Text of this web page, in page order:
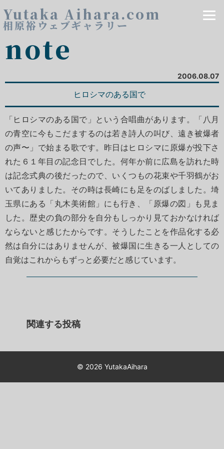
Yutaka Aihara.com
相原裕ウェブギャラリー
note
2006.08.07
ヒロシマのある国で
「ヒロシマのある国で」という合唱曲があります。「八月
の青空に今もこだまするのは若き詩人の叫び、遠き被爆者
の声〜」で始まる歌です。昨日はヒロシマに原爆が投下さ
れた６１年目の記念日でした。何年か前に広島を訪れた時
は記念式典の後だったので、いくつもの花束や千羽鶴がお
いてありました。その時は長崎にも足をのばしました。埼
玉県にある「丸木美術館」にも行き、「原爆の図」も見ま
した。歴史の負の部分を自分もしっかり見ておかなければ
ならないと感じたからです。そうしたことを作品化する必
然は自分にはありませんが、被爆国に生きる一人としての
自覚はこれからもずっと必要だと感じています。
関連する投稿
© 2026 YutakaAihara